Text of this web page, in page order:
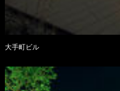
大手町ビル